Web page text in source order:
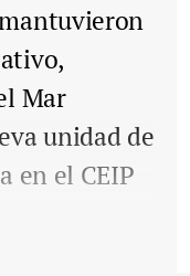
Mar
unidad de
en el CEIP